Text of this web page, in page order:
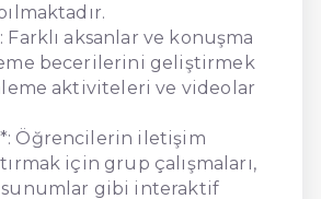
Farklı aksanlar ve konuşma
becerilerini geliştirmek
aktiviteleri ve videolar
Öğrencilerin iletişim
için grup çalışmaları,
sunumlar gibi interaktif